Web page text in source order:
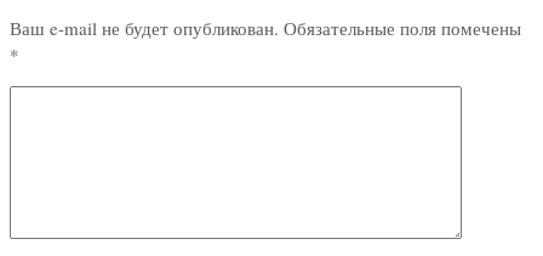
Ваш e-mail не будет опубликован. Обязательные поля помечены
*